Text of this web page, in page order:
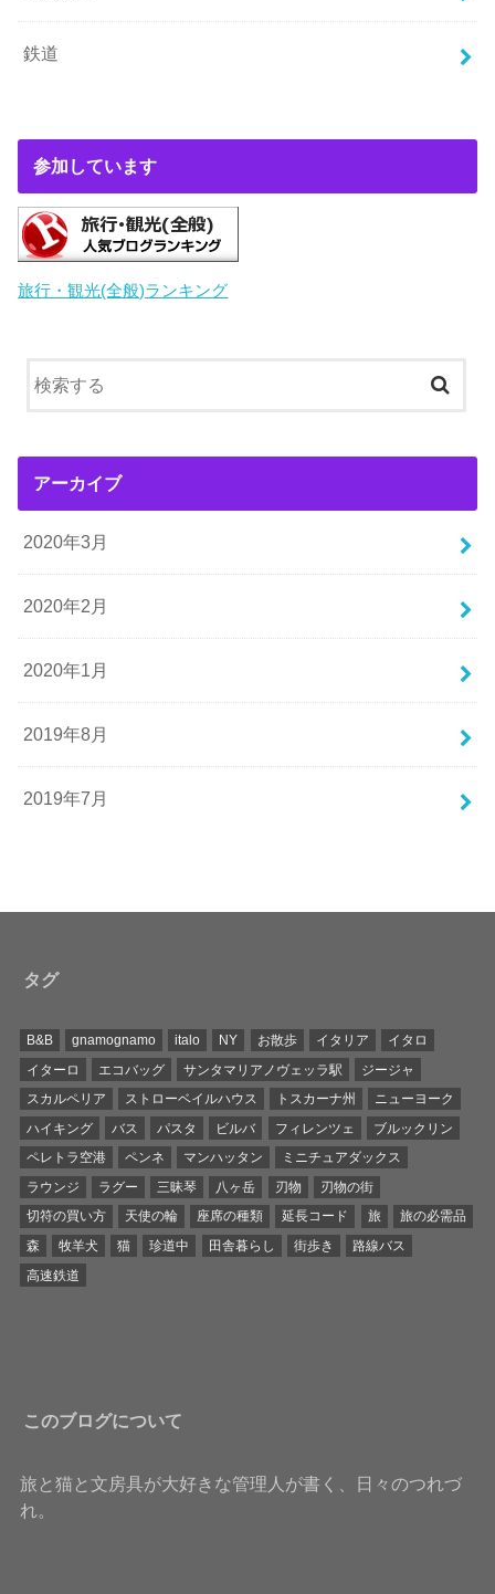
鉄道
参加しています
旅行・観光(全般)ランキング
アーカイブ
2020年3月
2020年2月
2020年1月
2019年8月
2019年7月
タグ
B&B gnamognamo italo NY お散歩 イタリア
イタロ
イターロ
エコバッグ サンタマリアノヴェッラ駅
ジージャ
スカルペリア
ストローベイルハウス トスカーナ州
ニューヨーク
ハイキング
バス パスタ ビルバ フィレンツェ
ブルックリン
ペレトラ空港
ペンネ マンハッタン
ミニチュアダックス
ラウンジ
ラグー 三昧琴 八ヶ岳 刃物
刃物の街
切符の買い方
天使の輪 座席の種類 延長コード 旅
旅の必需品
森
牧羊犬 猫 珍道中 田舎暮らし 街歩き
路線バス
高速鉄道
このブログについて
旅と猫と文房具が大好きな管理人が書く、日々のつれづ
れ。